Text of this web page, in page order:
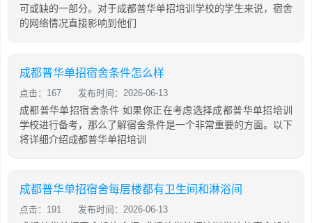
可或缺的一部分。对于成都普华单招培训学校的学生来说，宿舍
的网络情况直接影响到他们
成都普华单招宿舍条件怎么样
点击：167 发布时间：2026-06-13
成都普华单招宿舍条件 如果你正在考虑选择成都普华单招培训
学校进行备考，那么了解宿舍条件是一个非常重要的方面。以下
将详细介绍成都普华单招培训
成都普华单招宿舍每层楼都有卫生间和淋浴间
点击：191 发布时间：2026-06-13